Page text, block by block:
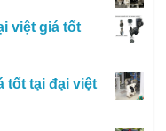
việt giá tốt
tốt tại đại việt